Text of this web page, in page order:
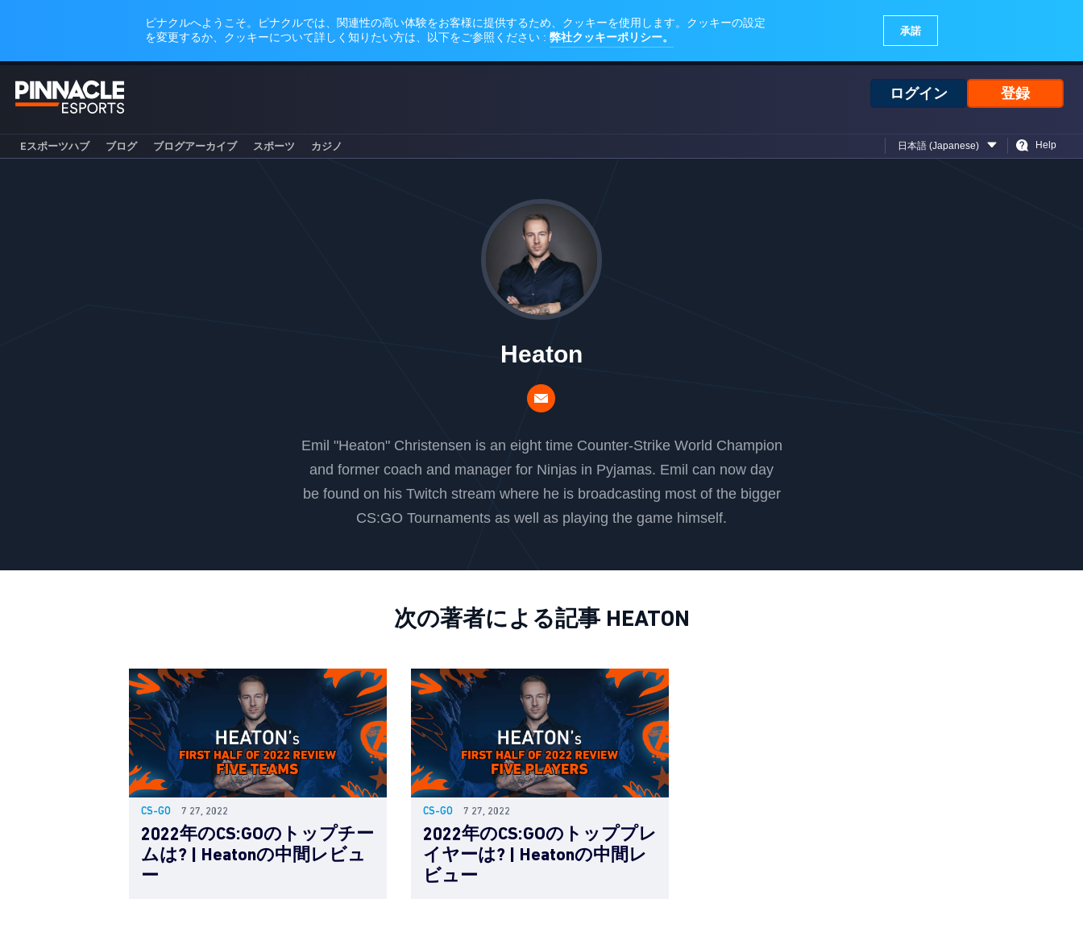
ログイン 登録
Eスポーツハブ ブログ ブログアーカイブ スポーツ カジノ 日本語 (Japanese) Help
Heaton
Emil "Heaton" Christensen is an eight time Counter-Strike World Champion
and former coach and manager for Ninjas in Pyjamas. Emil can now day
be found on his Twitch stream where he is broadcasting most of the bigger
CS:GO Tournaments as well as playing the game himself.
次の著者による記事 HEATON
CS-GO 7 27, 2022
2022年のCS:GOのトップチー
ムは? | Heatonの中間レビュ
ー
CS-GO 7 27, 2022
2022年のCS:GOのトッププレ
イヤーは? | Heatonの中間レ
ビュー